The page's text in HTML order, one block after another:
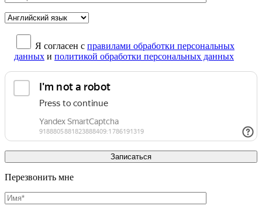
Я согласен с правилами обработки персональных
данных и политикой обработки персональных данных
Перезвонить мне